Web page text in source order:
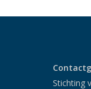
Stichting